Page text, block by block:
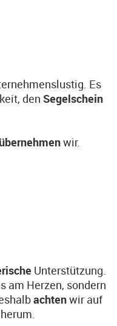
Es
den Segelschein
übernehmenwir.
Unterstützung.
am Herzen, sondern
achtenwir auf